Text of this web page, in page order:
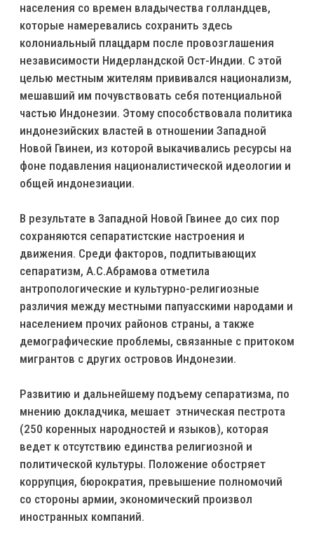
населения со времен владычества голландцев,
которые намеревались сохранить здесь
колониальный плацдарм после провозглашения
независимости Нидерландской Ост-Индии. С этой
целью местным жителям прививался национализм,
мешавший им почувствовать себя потенциальной
частью Индонезии. Этому способствовала политика
индонезийских властей в отношении Западной
Новой Гвинеи, из которой выкачивались ресурсы на
фоне подавления националистической идеологии и
общей индонезиации.
В результате в Западной Новой Гвинее до сих пор
сохраняются сепаратистские настроения и
движения. Среди факторов, подпитывающих
сепаратизм, А.С.Абрамова отметила
антропологические и культурно-религиозные
различия между местными папуасскими народами и
населением прочих районов страны, а также
демографические проблемы, связанные с притоком
мигрантов с других островов Индонезии.
Развитию и дальнейшему подъему сепаратизма, по
мнению докладчика, мешает этническая пестрота
(250 коренных народностей и языков), которая
ведет к отсутствию единства религиозной и
политической культуры. Положение обостряет
коррупция, бюрократия, превышение полномочий
со стороны армии, экономический произвол
иностранных компаний.